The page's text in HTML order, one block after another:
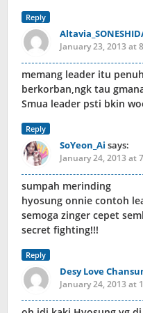
Reply
January 23, 2013 at
memang leader itu
berkorban,ngk tau
Smua leader psti bkin
Reply
SoYeon_Ai says:
January 24, 2013 at
sumpah merinding
hyosung onnie contoh
semoga zinger cepet
secret fighting!!!
Reply
Desy Love
January 24, 2013 at